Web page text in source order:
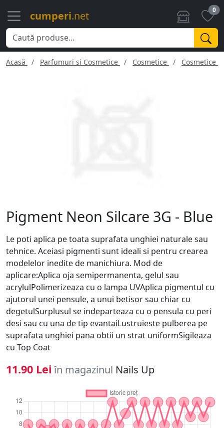
cumperi.net 0
Acasă Parfumuri si Cosmetice Cosmetice Cosmetice
Pigment Neon Silcare 3G - Blue
Le poti aplica pe toata suprafata unghiei naturale sau
tehnice. Aceiasi pigmenti sunt ideali si pentru crearea
modelelor inedite de manichiura. Mod de
aplicare:Aplica oja semipermanenta, gelul sau
acrylulPolimerizeaza cu o lampa UVAplica pigmentul cu
ajutorul unei pensule, a unui betisor sau chiar cu
degetulSurplusul se indeparteaza cu o pensula cu peri
desi sau cu una de tip evantaiLustruieste pulberea pe
suprafata unghiei pana obtii un strat uniformSigileaza
cu Top Coat
11.90 Lei în magazinul Nails Up